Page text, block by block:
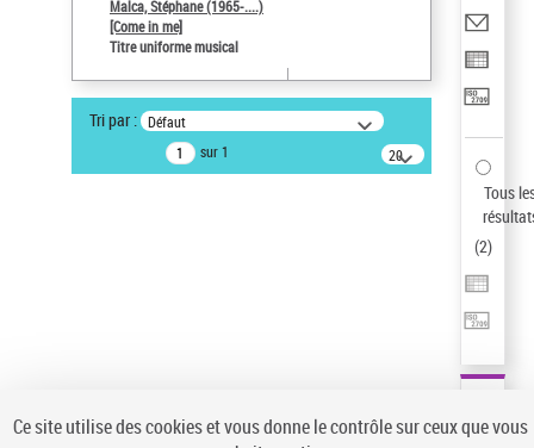
Œuvre(2)
Titre uniforme musical(2)
Statut de la notice d’autorité
Malca, Stéphane (1965-....)
[Come in me]
Titre uniforme musical
Tri par : Défaut
sur 1
20
résultats/page
Tous
(2)
Ce site utilise des cookies et vous donne le contrôle sur ceux que vous